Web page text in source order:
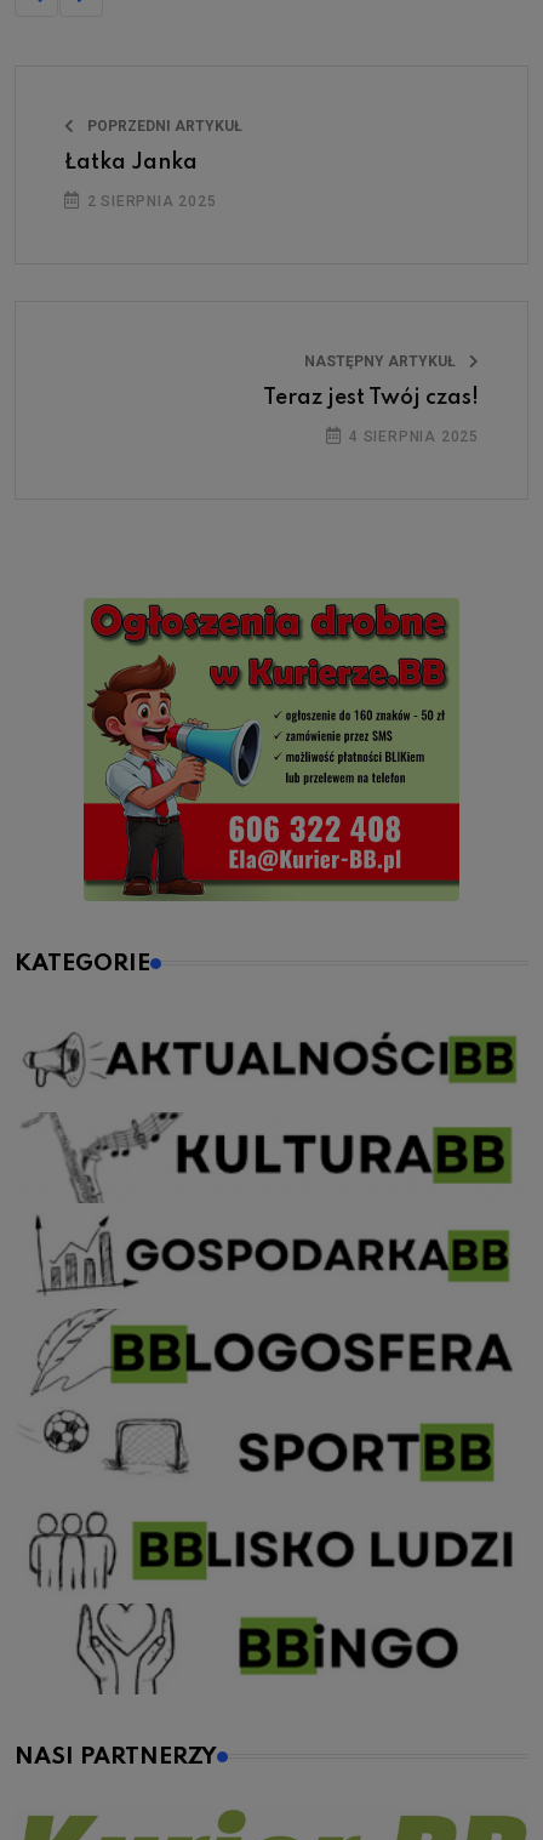
POPRZEDNI ARTYKUŁ
Łatka Janka
2 SIERPNIA 2025
NASTĘPNY ARTYKUŁ
Teraz jest Twój czas!
4 SIERPNIA 2025
KATEGORIE
NASI PARTNERZY